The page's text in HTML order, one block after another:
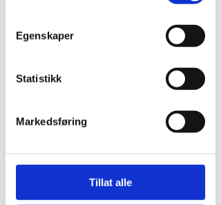
gjennom din bruk av tjenestene deres.
Egenskaper
Statistikk
Markedsføring
Tillat alle
GARDENA city gardening
Balkong Dusjpistol har en
takket være den reduserte
vanne plantene uten at de
blir skadet. Det ergonomiske